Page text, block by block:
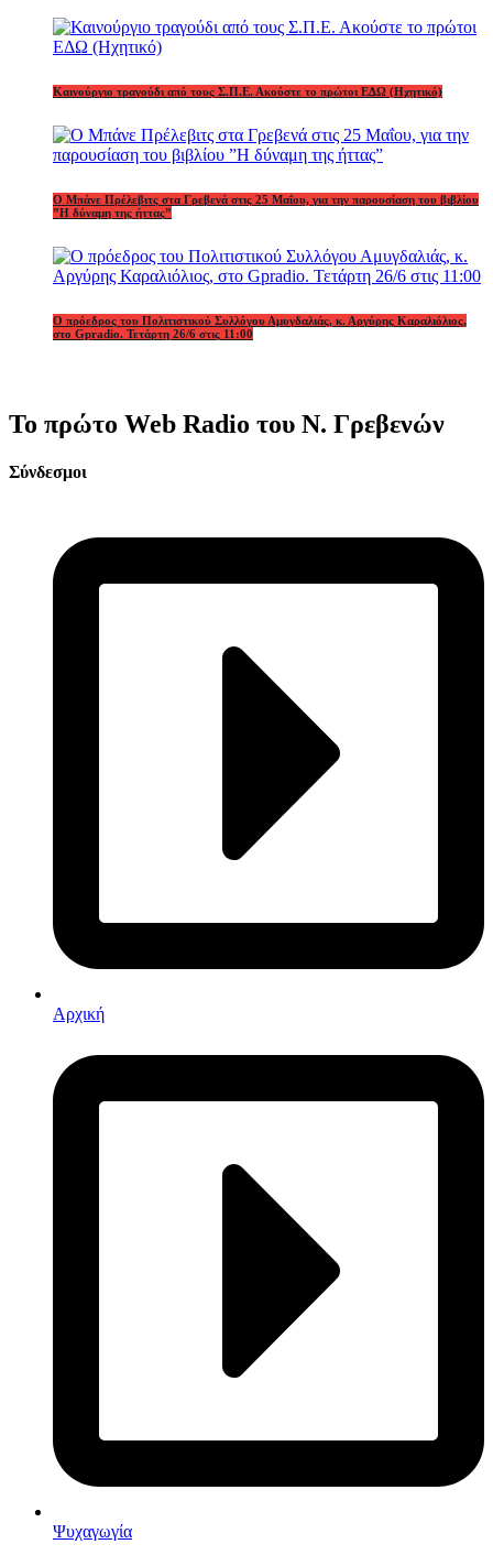
Καινούργιο τραγούδι από τους Σ.Π.Ε. Ακούστε το πρώτοι ΕΔΩ (Ηχητικό)
Ο Μπάνε Πρέλεβιτς στα Γρεβενά στις 25 Μαΐου, για την παρουσίαση του βιβλίου
”Η δύναμη της ήττας”
Ο πρόεδρος του Πολιτιστικού Συλλόγου Αμυγδαλιάς, κ. Αργύρης Καραλιόλιος,
στο Gpradio. Τετάρτη 26/6 στις 11:00
Το πρώτο Web Radio του Ν. Γρεβενών
Σύνδεσμοι
Αρχική
Ψυχαγωγία